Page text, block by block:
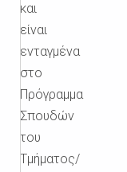
και
είναι
ενταγμένα
στο
Πρόγραμμα
Σπουδών
του
Τμήματος/